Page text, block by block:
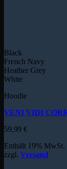
Black
French Navy
Heather Grey
White
Hoodie
VENI VIDI
59,99 €
Enthält 19% MwSt.
zzgl. Versand